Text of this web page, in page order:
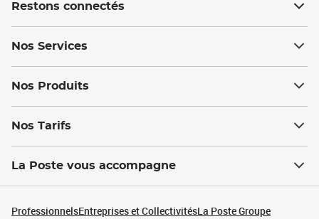
Restons connectés
Nos Services
Nos Produits
Nos Tarifs
La Poste vous accompagne
ProfessionnelsEntreprises et CollectivitésLa Poste Groupe